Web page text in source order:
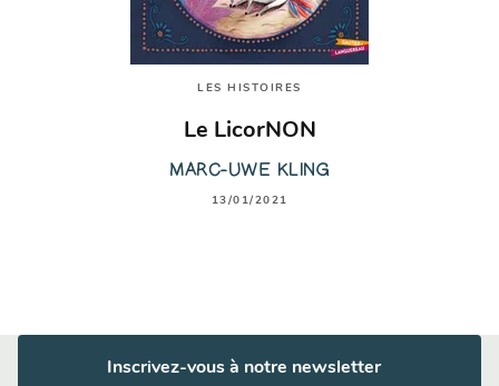
LES HISTOIRES
Le LicorNON
MARC-UWE KLING
13/01/2021
Inscrivez-vous à notre newsletter